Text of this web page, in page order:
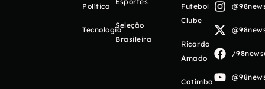
Política
Tecnologia
Seleção
Brasileira
Futebol
Clube
Ricardo
Amado
Catimba
/